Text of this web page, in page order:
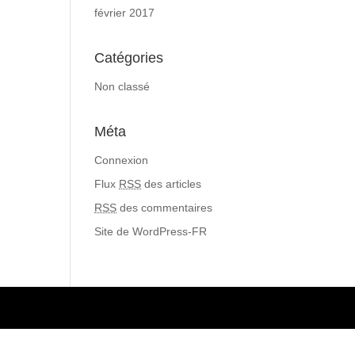
février 2017
Catégories
Non classé
Méta
Connexion
Flux RSS des articles
RSS des commentaires
Site de WordPress-FR